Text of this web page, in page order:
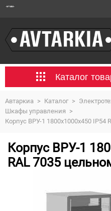
Каталог
Автаркиа > Каталог >
Шкафы управления >
Корпус ВРУ-1 1800х1000х450
Корпус ВРУ-1
RAL 7035